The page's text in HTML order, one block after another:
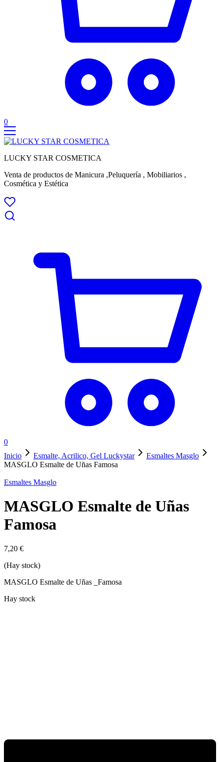
0
LUCKY STAR COSMETICA
Venta de productos de Manicura ,Peluquería , Mobiliarios ,
Cosmética y Estética
0
Inicio
Esmalte, Acrilico, Gel Luckystar
Esmaltes Masglo
MASGLO Esmalte de Uñas Famosa
Esmaltes Masglo
MASGLO Esmalte de Uñas
Famosa
7,20 €
(Hay stock)
MASGLO Esmalte de Uñas _Famosa
Hay stock